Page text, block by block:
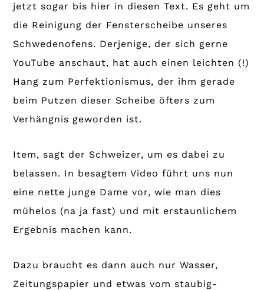
jetzt sogar bis hier in diesen Text. Es geht um
die Reinigung der Fensterscheibe unseres
Schwedenofens. Derjenige, der sich gerne
YouTube anschaut, hat auch einen leichten (!)
Hang zum Perfektionismus, der ihm gerade
beim Putzen dieser Scheibe öfters zum
Verhängnis geworden ist.
Item, sagt der Schweizer, um es dabei zu
belassen. In besagtem Video führt uns nun
eine nette junge Dame vor, wie man dies
mühelos (na ja fast) und mit erstaunlichem
Ergebnis machen kann.
Dazu braucht es dann auch nur Wasser,
Zeitungspapier und etwas vom staubig-